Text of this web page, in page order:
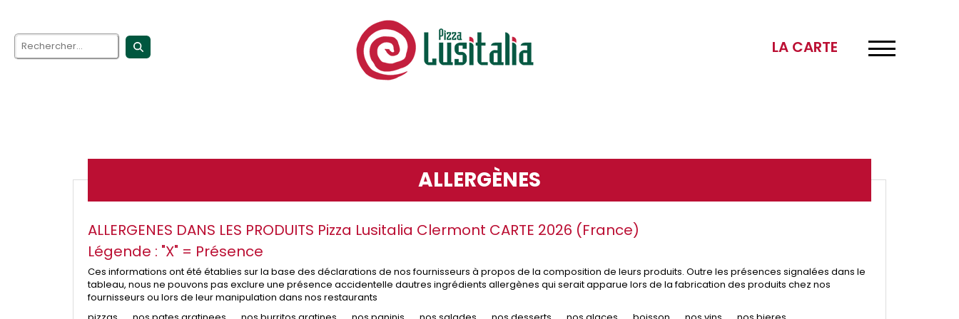
LA CARTE
ALLERGÈNES
ALLERGENES DANS LES PRODUITS Pizza Lusitalia Clermont CARTE 2026 (France)
Légende : "X" = Présence
Ces informations ont été établies sur la base des déclarations de nos fournisseurs à propos de la composition de leurs produits. Outre les présences signalées dans le
tableau, nous ne pouvons pas exclure une présence accidentelle dautres ingrédients allergènes qui serait apparue lors de la fabrication des produits chez nos
fournisseurs ou lors de leur manipulation dans nos restaurants